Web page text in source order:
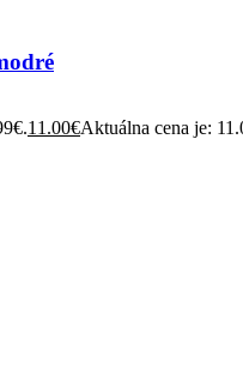
11.00€Aktuálna cena je: